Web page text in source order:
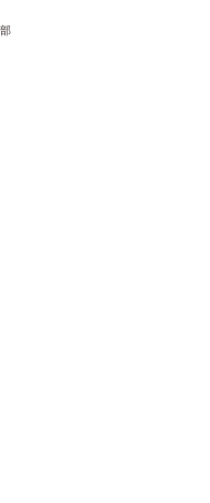
ョップにて、WEB一般予約が開始
Early autumn collectionの対象予約